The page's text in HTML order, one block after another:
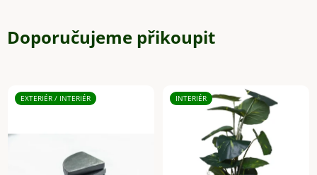
Doporučujeme přikoupit
EXTERIÉR / INTERIÉR INTERIÉR